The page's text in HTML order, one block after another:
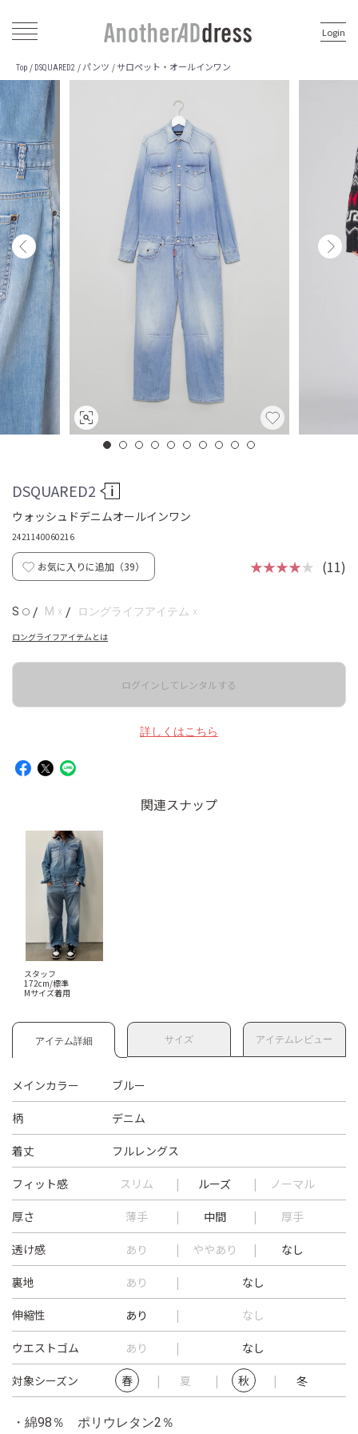
Login
Top / DSQUARED2 / パンツ /サロペット・オールインワン
DSQUARED2
ウォッシュドデニムオールインワン
2421140060216
お気に入りに追加（39） ★★★★★ (11)
S ◯ / M ☓ / ロングライフアイテム ☓
ロングライフアイテムとは
ログインしてレンタルする
詳しくはこちら
関連スナップ
スタッフ
172cm/標準
Mサイズ着用
アイテム詳細 サイズ アイテムレビュー
メインカラー ブルー
柄 デニム
着丈 フルレングス
フィット感 スリム ルーズ ノーマル
厚さ 薄手 中間 厚手
透け感 あり ややあり なし
裏地 あり なし
伸縮性 あり なし
ウエストゴム あり なし
対象シーズン 春 夏 秋 冬
・綿98％ ポリウレタン2％